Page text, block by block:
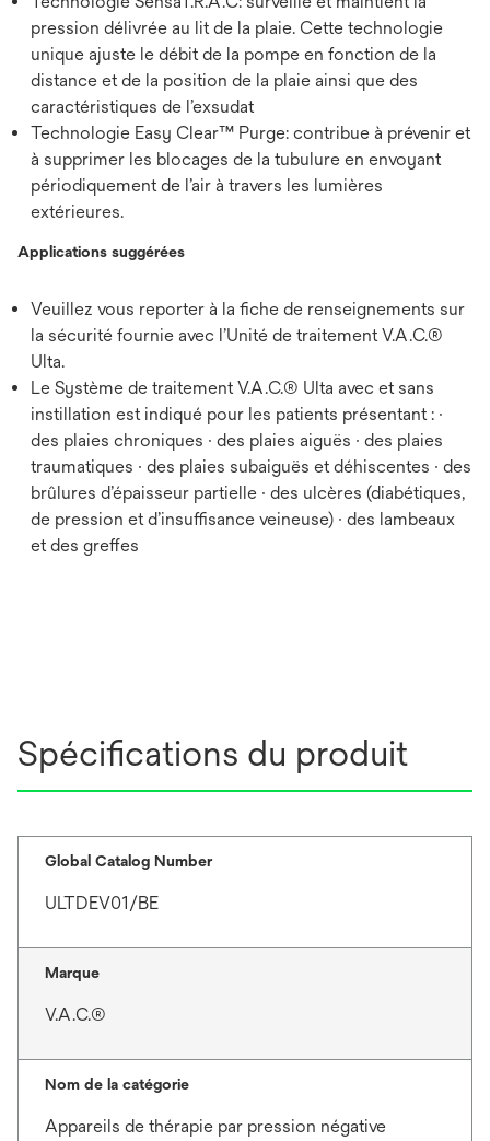
pression délivrée au lit de la plaie. Cette technologie
unique ajuste le débit de la pompe en fonction de la
distance et de la position de la plaie ainsi que des
caractéristiques de l’exsudat
Technologie Easy Clear™ Purge: contribue à prévenir et
à supprimer les blocages de la tubulure en envoyant
périodiquement de l’air à travers les lumières
extérieures.
Applications suggérées
Veuillez vous reporter à la fiche de renseignements sur
la sécurité fournie avec l’Unité de traitement V.A.C.®
Ulta.
Le Système de traitement V.A.C.® Ulta avec et sans
instillation est indiqué pour les patients présentant : ·
des plaies chroniques · des plaies aiguës · des plaies
traumatiques · des plaies subaiguës et déhiscentes · des
brûlures d’épaisseur partielle · des ulcères (diabétiques,
de pression et d’insuffisance veineuse) · des lambeaux
et des greffes
Spécifications du produit
Global Catalog Number
ULTDEV01/BE
Marque
V.A.C.®
Nom de la catégorie
Appareils de thérapie par pression négative